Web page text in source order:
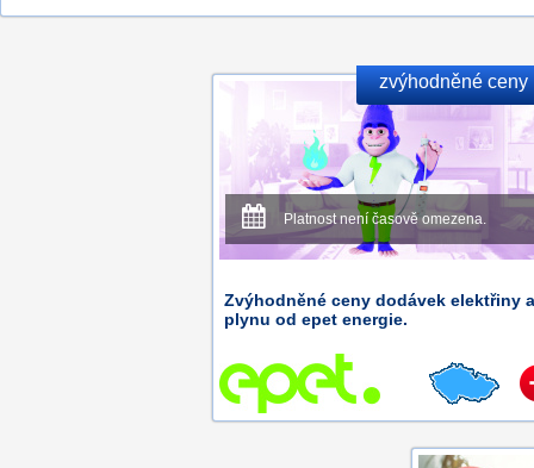
zvýhodněné ceny
Platnost není časově omezena.
Zvýhodněné ceny dodávek elektřiny
plynu od epet energie.